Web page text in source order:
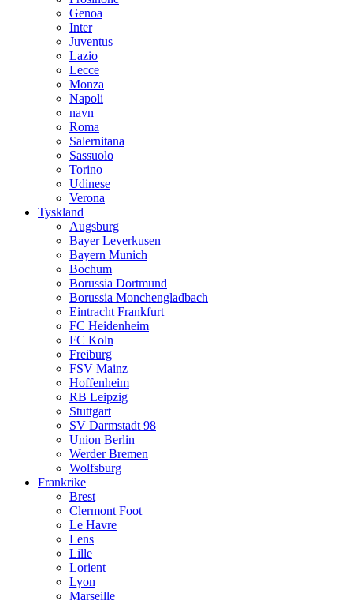
Genoa
Inter
Juventus
Lazio
Lecce
Monza
Napoli
navn
Roma
Salernitana
Sassuolo
Torino
Udinese
Verona
Tyskland
Augsburg
Bayer Leverkusen
Bayern Munich
Bochum
Borussia Dortmund
Borussia Monchengladbach
Eintracht Frankfurt
FC Heidenheim
FC Koln
Freiburg
FSV Mainz
Hoffenheim
RB Leipzig
Stuttgart
SV Darmstadt 98
Union Berlin
Werder Bremen
Wolfsburg
Frankrike
Brest
Clermont Foot
Le Havre
Lens
Lille
Lorient
Lyon
Marseille